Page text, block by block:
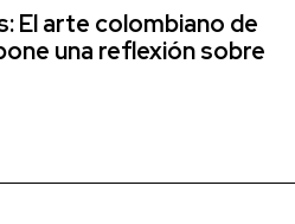
El arte colombiano de
una reflexión sobre